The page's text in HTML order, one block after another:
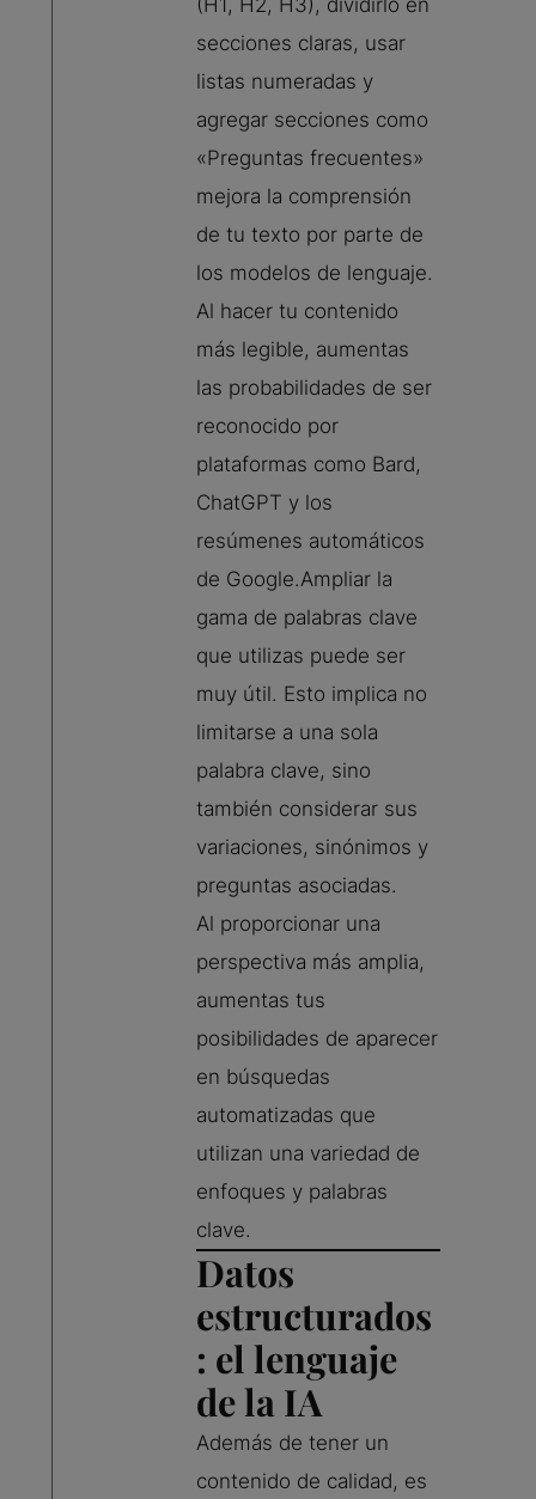
secciones claras, usar
listas numeradas y
agregar secciones como
«Preguntas frecuentes»
mejora la comprensión
de tu texto por parte de
los modelos de lenguaje.
Al hacer tu contenido
más legible, aumentas
las probabilidades de ser
reconocido por
plataformas como Bard,
ChatGPT y los
resúmenes automáticos
de Google.Ampliar la
gama de palabras clave
que utilizas puede ser
muy útil. Esto implica no
limitarse a una sola
palabra clave, sino
también considerar sus
variaciones, sinónimos y
preguntas asociadas.
Al proporcionar una
perspectiva más amplia,
aumentas tus
posibilidades de aparecer
en búsquedas
automatizadas que
utilizan una variedad de
enfoques y palabras
clave.
Datos
estructurados
: el lenguaje
de la IA
Además de tener un
contenido de calidad, es